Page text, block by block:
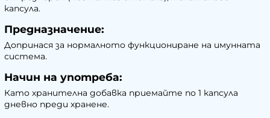
капсула.
Предназначение:
Допринася за нормалното функциониране на имунната
система.
Начин на употреба:
Като хранителна добавка приемайте по 1 капсула
дневно преди хранене.